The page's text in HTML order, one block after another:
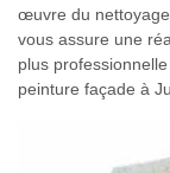
œuvre du
vous assure une
plus
peinture façade à